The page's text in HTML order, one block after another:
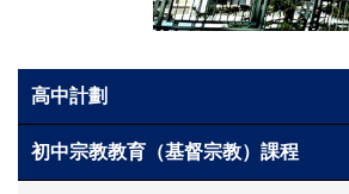
環球探索
入學申請
Side
Meun
高中計劃
初中宗教教育（基督宗教）課程